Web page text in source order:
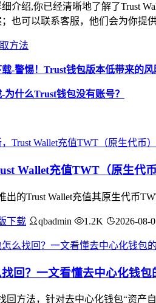
介绍,你已经清晰地了解了Trust
也可以联系客服，他们会为你提
方法
-警惕！Trust钱包版本低带来的风
为什么Trust钱包没有账号？
Wallet充值TWT（原生代
出的Trust Wallet充值其原生代币
下载 qbadmin 1.2K 2026-08-
回？一文看懂去中心化钱包
回方法，针对去中心化钱包“资产